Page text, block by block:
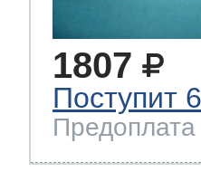
1807
Поступит